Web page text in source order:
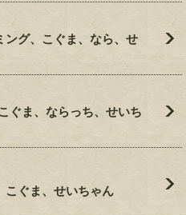
ング、こぐま、なら、せ
ぐま、ならっち、せいち
こぐま、せいちゃん